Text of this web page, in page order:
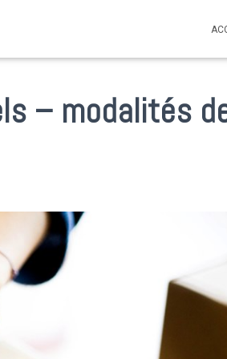
– modalités